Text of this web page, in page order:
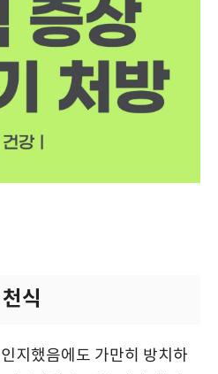
식
지했음에도 가만히 방치하